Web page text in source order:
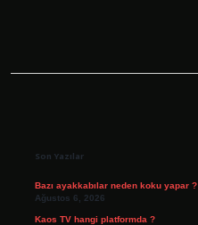
Son Yazılar
Bazı ayakkabılar neden koku yapar ?
Ağustos 6, 2026
Kaos TV hangi platformda ?